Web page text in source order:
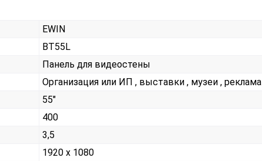
EWIN
BT55L
Панель для видеостены
Организация или ИП , выставки , музеи , реклама
55"
400
3,5
1920 x 1080